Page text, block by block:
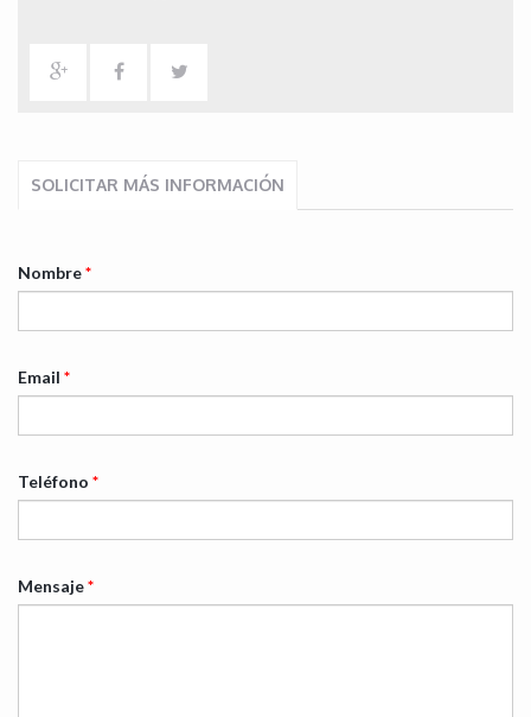
SOLICITAR MÁS INFORMACIÓN
Nombre*
Email *
Teléfono *
Mensaje*